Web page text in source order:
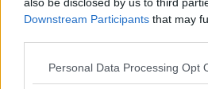
Downstream Participants that may
Please note that this website/app
Personal Data Processing Opt
Diletta Leotta
Il volto femminile di Dazn
del TG satirico di Antonio Ricci,